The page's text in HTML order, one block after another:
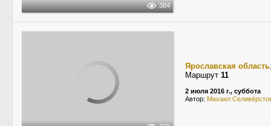
384
Ярославская область
Маршрут 11
2 июля 2016 г., суббота
Автор: Михаил